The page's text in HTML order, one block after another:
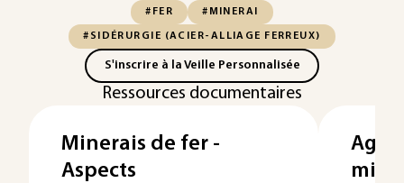
#FER #MINERAI
#SIDÉRURGIE (ACIER-ALLIAGE FERREUX)
S'inscrire à la Veille Personnalisée
Ressources documentaires
Minerais de fer -
Aspects